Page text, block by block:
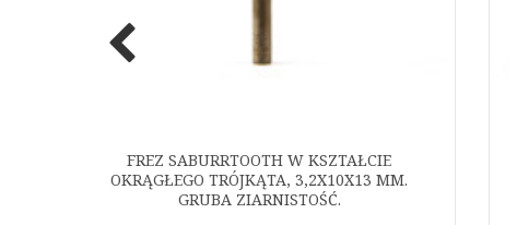
FREZ SABURRTOOTH W KSZTAŁCIE
OKRĄGŁEGO TRÓJKĄTA, 3,2X10X13 MM.
GRUBA ZIARNISTOŚĆ.